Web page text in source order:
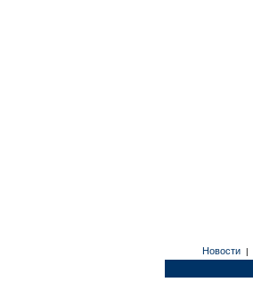
Новости |